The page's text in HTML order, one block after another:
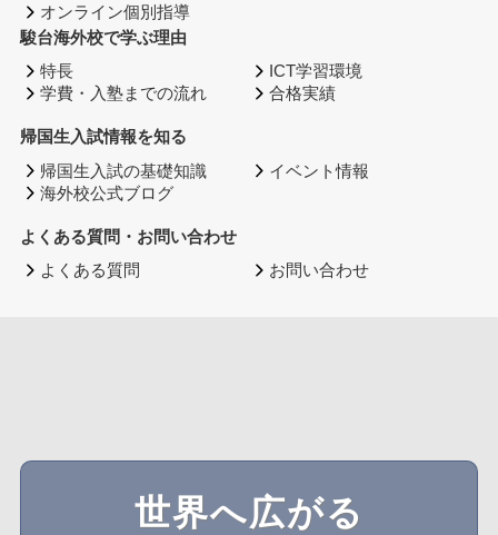
オンライン個別指導
駿台海外校で学ぶ理由
特長
学費・入塾までの流れ
ICT学習環境
合格実績
帰国生入試情報を知る
帰国生入試の基礎知識
海外校公式ブログ
イベント情報
よくある質問・お問い合わせ
よくある質問
お問い合わせ
世界へ広がる